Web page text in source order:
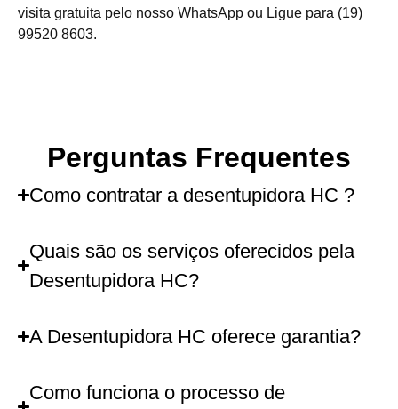
visita gratuita pelo nosso WhatsApp ou Ligue para (19)
99520 8603.
Perguntas Frequentes
Como contratar a desentupidora HC ?
Quais são os serviços oferecidos pela
Desentupidora HC?
A Desentupidora HC oferece garantia?
Como funciona o processo de